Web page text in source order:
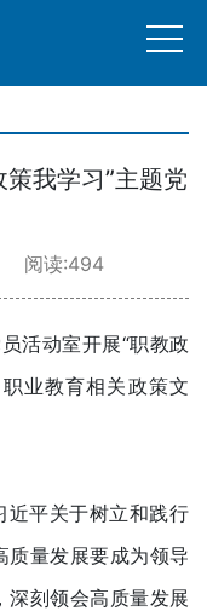
我学习”主题党
阅读:494
活动室开展“职教政
业教育相关政策文
平关于树立和践行
质量发展要成为领导
深刻领会高质量发展